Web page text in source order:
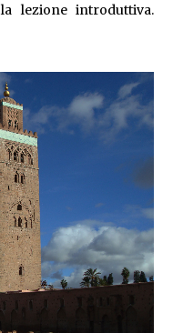
lezione introduttiva.